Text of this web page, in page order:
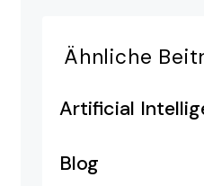
Ähnliche
Artificial
Blog